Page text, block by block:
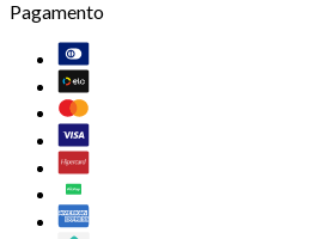
Pagamento